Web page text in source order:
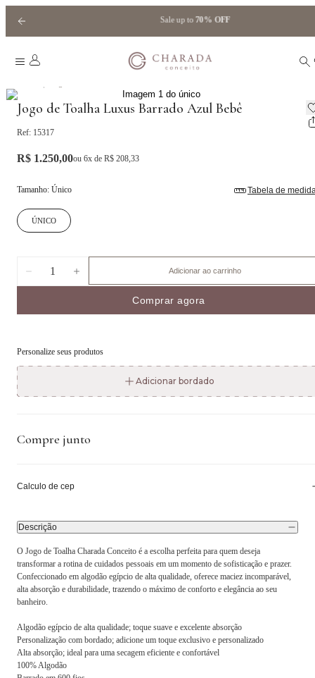
Sale up to70% OFF
Jogo de Toalha Luxus Barrado Azul Bebê
Ref: 15317
R$ 1.250,00ou 6x de R$ 208,33
Tamanho: Único Tabela de
ÚNICO
1 Adicionar ao carrinho
Comprar agora
Personalize seus produtos
Adicionar bordado
Compre junto
Calculo de cep
Descrição
O Jogo de Toalha Charada Conceito é a escolha perfeita para quem deseja
transformar a rotina de cuidados pessoais em um momento de sofisticação e prazer.
Confeccionado em algodão egípcio de alta qualidade, oferece maciez incomparável,
alta absorção e durabilidade, trazendo o máximo de conforto e elegância ao seu
banheiro.
Algodão egípcio de alta qualidade; toque suave e excelente absorção
Personalização com bordado; adicione um toque exclusivo e personalizado
Alta absorção; ideal para uma secagem eficiente e confortável
100% Algodão